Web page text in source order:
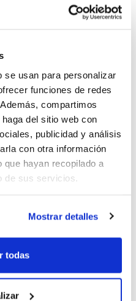
se usan para personalizar
funciones de redes
compartimos
del sitio web con
publicidad y análisis
con otra información
hayan recopilado a
de sus servicios.
Mostrar detalles
todas
per a Ondara
este tipus de
que confien amb
indicat que“espere
d'emoció i de
alcalde d'Ondara,
satisfacció
a la Comunitat
ja s'han